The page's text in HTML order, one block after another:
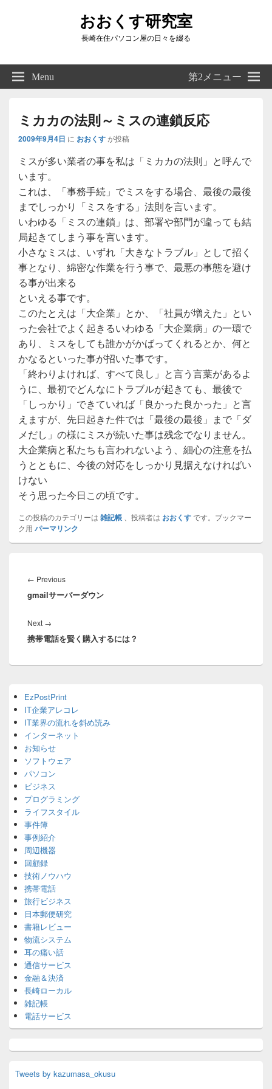
おおくす研究室
長崎在住パソコン屋の日々を綴る
Right
Sidebar
Widget
Menu 第2メニュー
ミカカの法則～ミスの連鎖反応
2009年9月4日 に おおくすが投稿
ミスが多い業者の事を私は「ミカカの法則」と呼んで
います。
これは、「事務手続」でミスをする場合、最後の最後
までしっかり「ミスをする」法則を言います。
いわゆる「ミスの連鎖」は、部署や部門が違っても結
局起きてしまう事を言います。
小さなミスは、いずれ「大きなトラブル」として招く
事となり、綿密な作業を行う事で、最悪の事態を避け
る事が出来る
といえる事です。
このたとえは「大企業」とか、「社員が増えた」とい
った会社でよく起きるいわゆる「大企業病」の一環で
あり、ミスをしても誰かがかばってくれるとか、何と
かなるといった事が招いた事です。
「終わりよければ、すべて良し」と言う言葉があるよ
うに、最初でどんなにトラブルが起きても、最後で
「しっかり」できていれば「良かった良かった」と言
えますが、先日起きた件では「最後の最後」まで「ダ
メだし」の様にミスが続いた事は残念でなりません。
大企業病と私たちも言われないよう、細心の注意を払
うとともに、今後の対応をしっかり見据えなければい
けない
そう思った今日この頃です。
この投稿のカテゴリーは 雑記帳 、投稿者は おおくすです。ブックマー
ク用 パーマリンク
稿
ナ
ゲ
ー
シ
← PreviousPrevious
post:
gmailサーバーダウン
Next →
post:
携帯電話を賢く購入するには？
Sidebar
Widget
Area
EzPostPrint
IT企業アレコレ
IT業界の流れを斜め読み
インターネット
お知らせ
ソフトウェア
パソコン
ビジネス
プログラミング
ライフスタイル
事件簿
事例紹介
周辺機器
回顧録
技術ノウハウ
携帯電話
旅行ビジネス
日本郵便研究
書籍レビュー
物流システム
耳の痛い話
通信サービス
金融＆決済
長崎ローカル
雑記帳
電話サービス
Tweets by kazumasa_okusu